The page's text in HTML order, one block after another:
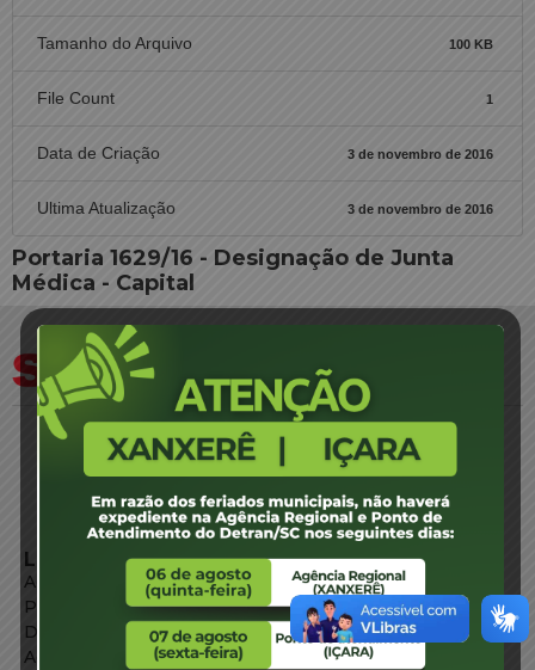
Tamanho do Arquivo 100 KB
File Count 1
Data de Criação 3 de novembro de 2016
Ultima Atualização 3 de novembro de 2016
Portaria 1629/16 - Designação de Junta
Médica - Capital
LINKS EXTERNOS
Agência de Notícias
Portal de Serviços
Diário Oficial
Acesso à Informação